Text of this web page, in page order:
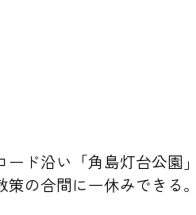
ド沿い「角島灯台公
の合間に一休みできる。